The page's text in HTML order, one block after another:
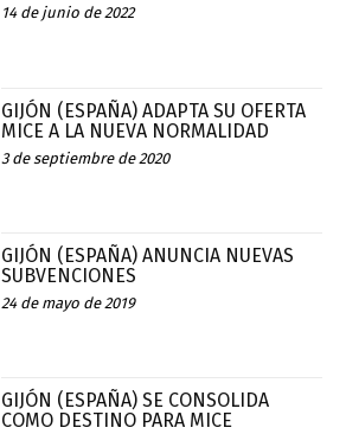
14 de junio de 2022
GIJÓN (ESPAÑA) ADAPTA SU OFERTA
MICE A LA NUEVA NORMALIDAD
3 de septiembre de 2020
GIJÓN (ESPAÑA) ANUNCIA NUEVAS
SUBVENCIONES
24 de mayo de 2019
GIJÓN (ESPAÑA) SE CONSOLIDA
COMO DESTINO PARA MICE